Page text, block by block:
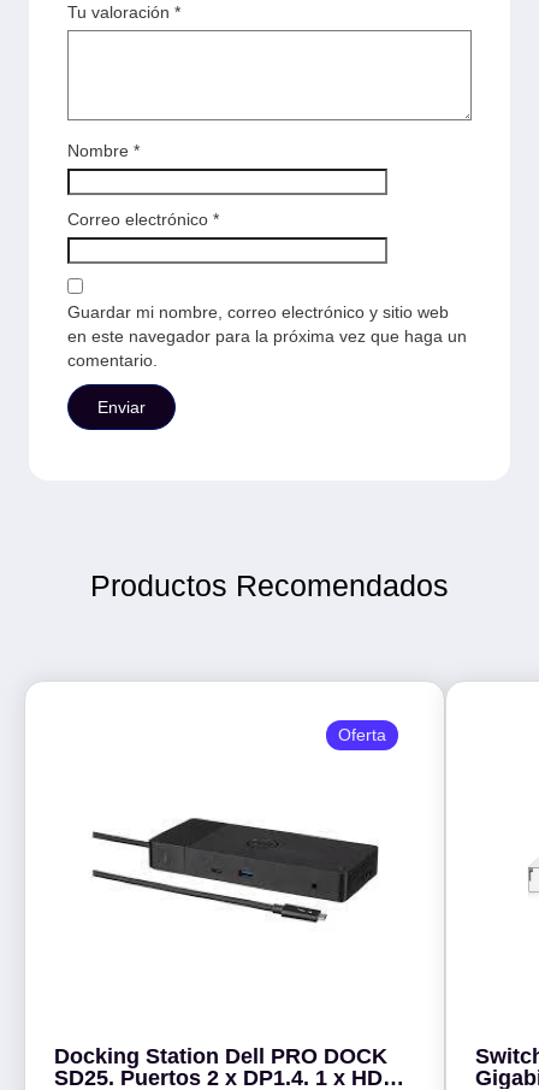
Tu valoración *
Nombre *
Correo electrónico *
Guardar mi nombre, correo electrónico y sitio web
en este navegador para la próxima vez que haga un
comentario.
Productos Recomendados
Docking Station Dell PRO DOCK
SD25. Puertos 2 x DP1.4. 1 x HDMI
Oferta